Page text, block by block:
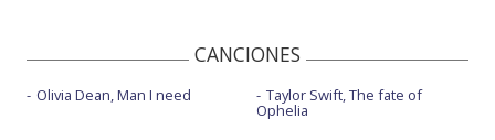
CANCIONES
Olivia Dean, Man I need Taylor Swift, The fate of
Ophelia